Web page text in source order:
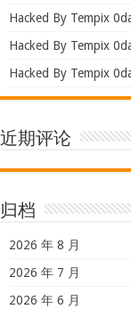
Hacked By Tempix
Hacked By Tempix
Hacked By Tempix
近期评论
归档
2026 年 8 月
2026 年 7 月
2026 年 6 月